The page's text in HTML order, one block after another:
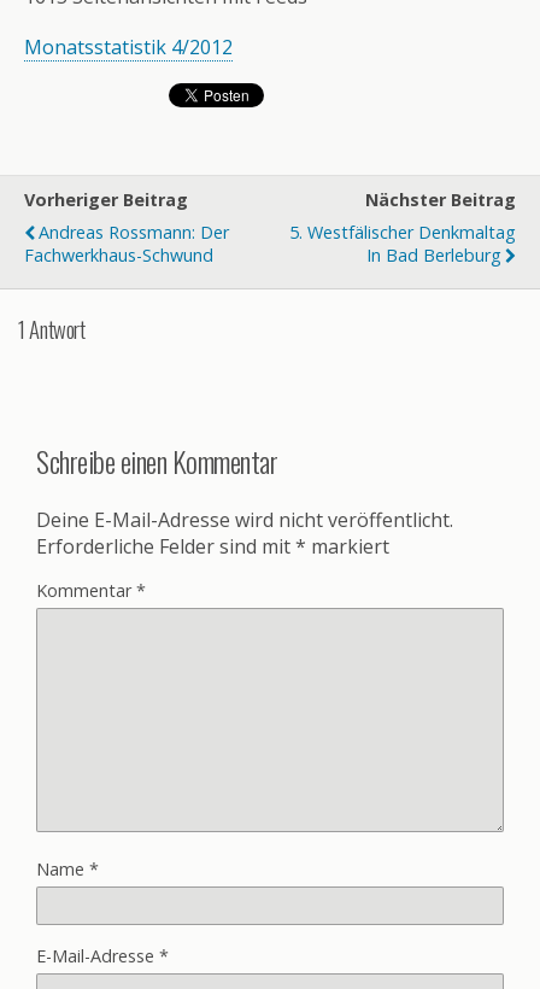
Monatsstatistik 4/2012
Vorheriger Beitrag
Andreas Rossmann: Der
Fachwerkhaus-Schwund
Nächster Beitrag
5. Westfälischer Denkmaltag
In Bad Berleburg
1 Antwort
Schreibe einen Kommentar
Deine E-Mail-Adresse wird nicht veröffentlicht.
Erforderliche Felder sind mit* markiert
Kommentar*
Name *
E-Mail-Adresse *